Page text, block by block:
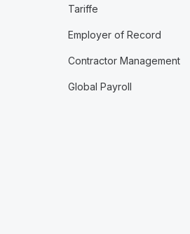
Tariffe
Employer of Record
Contractor Management
Global Payroll